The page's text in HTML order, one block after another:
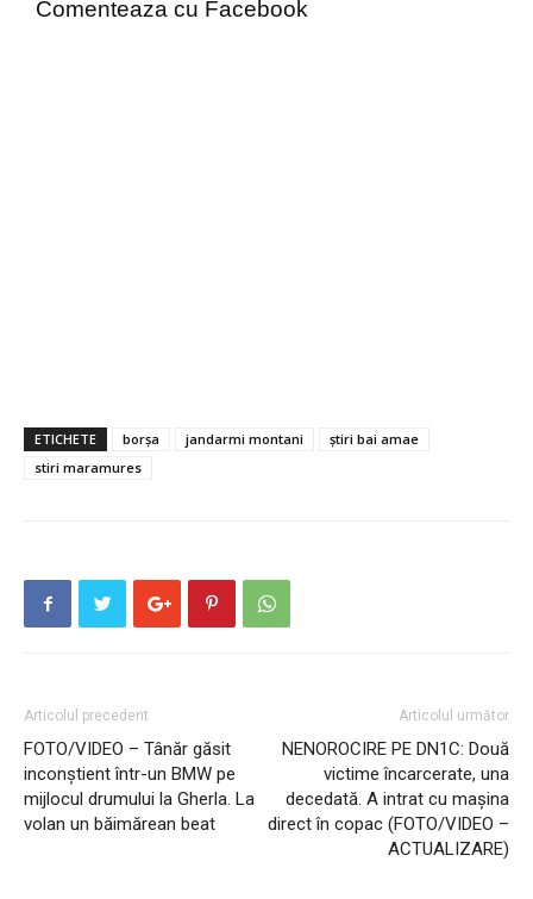
Comenteaza cu Facebook
ETICHETE borșa jandarmi montani
știri bai amae
stiri maramures
Articolul precedent
FOTO/VIDEO – Tânăr găsit
inconștient într-un BMW pe
mijlocul drumului la Gherla. La
volan un băimărean beat
Articolul următor
NENOROCIRE PE DN1C: Două
victime încarcerate, una
decedată. A intrat cu mașina
direct în copac (FOTO/VIDEO –
ACTUALIZARE)